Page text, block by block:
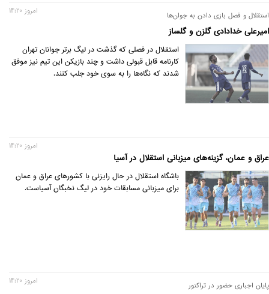
استقلال و فصل بازی دادن به جوان‌ها
امیرعلی خدادادی گلزن و گلساز
امروز 14:20
استقلال در فصلی که گذشت در لیگ برتر جوانان تهران
کارنامه قابل قبولی داشت و چند بازیکن این تیم نیز موفق
شدند که نگاه‌ها را به سوی خود جلب کنند.
عراق و عمان، گزینه‌های میزبانی استقلال در آسیا
امروز 14:20
باشگاه استقلال در حال رایزنی با کشورهای عراق و عمان
برای میزبانی مسابقات خود در لیگ نخبگان آسیاست.
پایان اجباری حضور در تراکتور امروز 14:20